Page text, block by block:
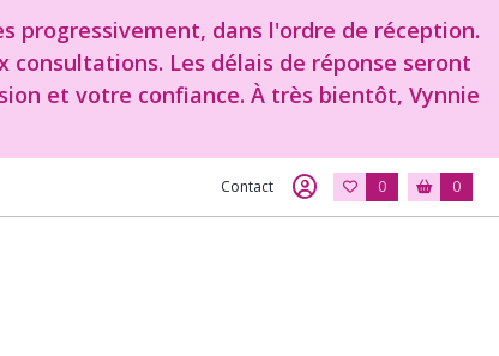
progressivement, dans l'ordre de réception.
Les délais de réponse seront
et votre confiance. À très bientôt, Vynnie
Contact 0 0